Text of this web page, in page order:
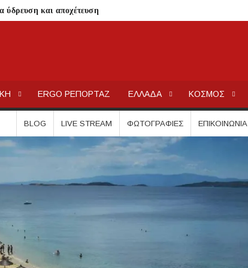
ύδρευση και αποχέτευση
ΣΤΟ ΠΛΑΤΑΝΟΧΩΡΙ ΚΑΙ ΣΤΗ ΣΑΡΑΚΗΝΑ
Γυμνασίου Νέας Προποντίδας
– Τέλος η προληπτική απαγόρευση χρήσης
«ΠΡΟΛΑΜΒΑΝΩ» έως το 2030
μικροβιολογική επιβάρυνση
– Πολύωρη αναμονή και απώλειες στις κρατήσεις
στις εκκλησίες
ERGO ΡΕΠΟΡΤΑΖ ΕΛΛΑΔΑ ΚΟΣΜΟΣ
BLOG LIVE STREAM ΦΩΤΟΓΡΑΦΊΕΣ ΕΠΙΚΟΙΝΩΝΊΑ